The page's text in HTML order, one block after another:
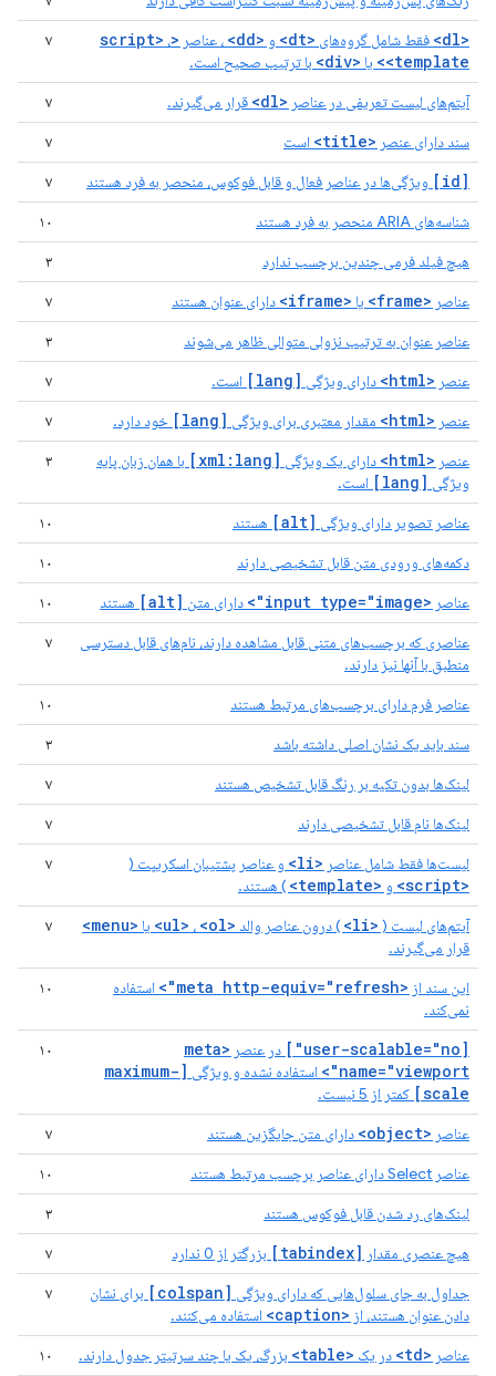
<dl> فقط شامل گروه‌های <dt> و <dd> ، عناصر <script>،
<template> یا <div> با ترتیب صحیح است.
۷
آیتم‌های لیست تعریفی در عناصر <dl> قرار می‌گیرند.
۷
سند دارای عنصر <title> است ۷
[id] ویژگی‌ها در عناصر فعال و قابل فوکوس، منحصر به فرد هستند
۷
شناسه‌های ARIA منحصر به فرد هستند
۱۰
هیچ فیلد فرمی چندین برچسب ندارد
۳
عناصر <frame> یا <iframe> دارای عنوان هستند
۷
عناصر عنوان به ترتیب نزولی متوالی ظاهر می‌شوند
۳
عنصر <html> دارای ویژگی [lang] است.
۷
عنصر <html> مقدار معتبری برای ویژگی [lang] خود دارد.
۷
عنصر <html> دارای یک ویژگی [xml:lang]
با همان زبان پایه
ویژگی [lang] است.
۳
عناصر تصویر دارای ویژگی [alt] هستند
۱۰
دکمه‌های ورودی متن قابل تشخیصی دارند
۱۰
عناصر <input type="image"> دارای متن [alt] هستند
۱۰
عناصری که برچسب‌های متنی قابل مشاهده دارند، نام‌های قابل دسترسی
منطبق با آنها نیز دارند.
۷
عناصر فرم دارای برچسب‌های مرتبط هستند
۱۰
سند باید یک نشان اصلی داشته باشد
۳
لینک‌ها بدون تکیه بر رنگ قابل تشخیص هستند
۷
لینک‌ها نام قابل تشخیصی دارند
۷
لیست‌ها فقط شامل عناصر <li> و عناصر پشتیبان اسکریپت (
<script> و <template> ) هستند.
۷
آیتم‌های لیست ( <li> ) درون عناصر والد <ul> ، <ol> یا <menu>
قرار می‌گیرند.
۷
این سند از <meta http-equiv="refresh">
استفاده
نمی‌کند.
۱۰
[user-scalable="no"] در عنصر
<meta
name="viewport">
استفاده نشده و ویژگی
[maximum-
scale]
کمتر از 5 نیست.
۱۰
عناصر <object> دارای متن جایگزین هستند
۷
عناصر Select دارای عناصر برچسب مرتبط هستند
۱۰
لینک‌های رد شدن قابل فوکوس هستند
۳
هیچ عنصری مقدار [tabindex] بزرگتر از 0 ندارد
۷
جداول به جای سلول‌هایی که دارای ویژگی [colspan]
برای نشان
دادن عنوان هستند، از <caption> استفاده می‌کنند.
۷
عناصر <td> در یک <table> بزرگ، یک یا چند سرتیتر جدول دارند.
۱۰